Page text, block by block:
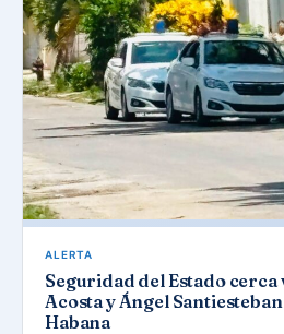
ALERTA
Seguridad del Estado
Acosta y Ángel
Habana